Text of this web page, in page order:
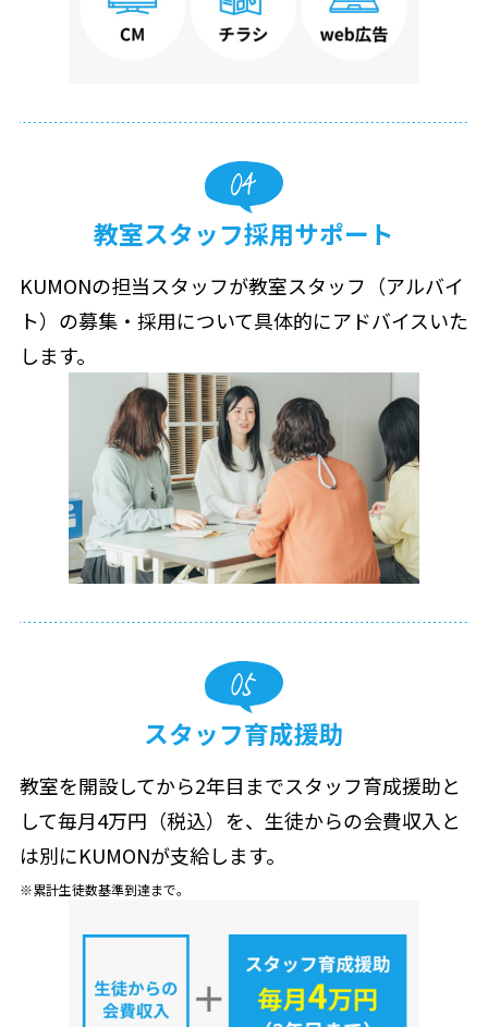
教室スタッフ採用サポート
KUMONの担当スタッフが教室スタッフ（アルバイ
ト）の募集・採用について具体的にアドバイスいた
します。
スタッフ育成援助
教室を開設してから2年目までスタッフ育成援助と
して毎月4万円（税込）を、生徒からの会費収入と
は別にKUMONが支給します。
累計生徒数基準到達まで。